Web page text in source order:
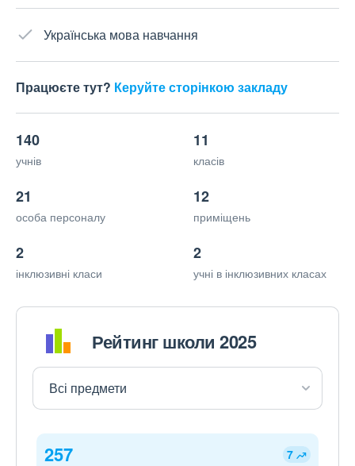
Українська мова навчання
Працюєте тут? Керуйте сторінкою закладу
140
учнів
11
класів
21
особа персоналу
12
приміщень
2
інклюзивні класи
2
учні в інклюзивних класах
Рейтинг школи 2025
257 7